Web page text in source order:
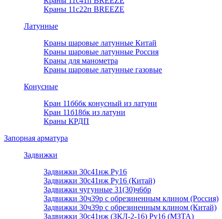
Краны 11с22п BREEZE
Латунные
Краны шаровые латунные Китай
Краны шаровые латунные Россия
Краны для манометра
Краны шаровые латунные газовые
Конусные
Кран 11б6бк конусный из латуни
Кран 11б18бк из латуни
Краны КРДП
Запорная арматура
Задвижки
Задвижки 30с41нж Ру16
Задвижки 30с41нж Ру16 (Китай)
Задвижки чугунные 31(30)ч6бр
Задвижки 30ч39р с обрезиненным клином (Россия)
Задвижки 30ч39р с обрезиненным клином (Китай)
Задвижки 30с41нж (ЗКЛ-2-16) Ру16 (МЗТА)